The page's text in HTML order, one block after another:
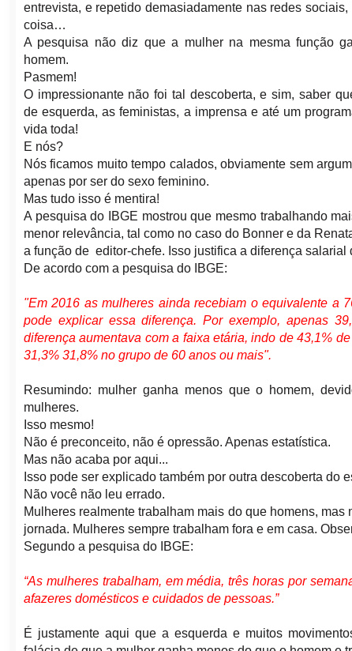
entrevista, e repetido demasiadamente nas redes
coisa…
A pesquisa não diz que a mulher na mesma função
homem.
Pasmem!
O impressionante não foi tal descoberta, e sim, saber
de esquerda, as feministas, a imprensa e até um
vida toda!
E nós?
Nós ficamos muito tempo calados, obviamente sem
apenas por ser do sexo feminino.
Mas tudo isso é mentira!
A pesquisa do IBGE mostrou que mesmo trabalhando
menor relevância, tal como no caso do Bonner e da
a função de editor-chefe. Isso justifica a diferença
De acordo com a pesquisa do IBGE:
"Em 2016 as mulheres ainda recebiam o equivalente a
pode explicar essa diferença. Por exemplo, apenas
diferença aumentava com a faixa etária, indo de 43,1%
31,3% 31,8% no grupo de 60 anos ou mais".
Resumindo: mulher ganha menos que o homem,
mulheres.
Isso mesmo!
Não é preconceito, não é opressão. Apenas estatística.
Mas não acaba por aqui...
Isso pode ser explicado também por outra descoberta do
Não você não leu errado.
Mulheres realmente trabalham mais do que homens,
jornada. Mulheres sempre trabalham fora e em casa.
Segundo a pesquisa do IBGE:
“As mulheres trabalham, em média, três horas por
afazeres domésticos e cuidados de pessoas.”
É justamente aqui que a esquerda e muitos